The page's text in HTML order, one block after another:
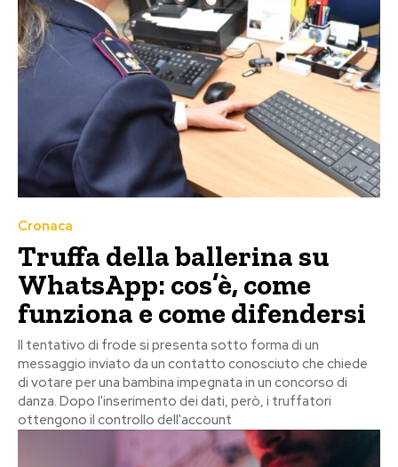
Cronaca
Truffa della ballerina su
WhatsApp: cos’è, come
funziona e come difendersi
Il tentativo di frode si presenta sotto forma di un
messaggio inviato da un contatto conosciuto che chiede
di votare per una bambina impegnata in un concorso di
danza. Dopo l'inserimento dei dati, però, i truffatori
ottengono il controllo dell'account